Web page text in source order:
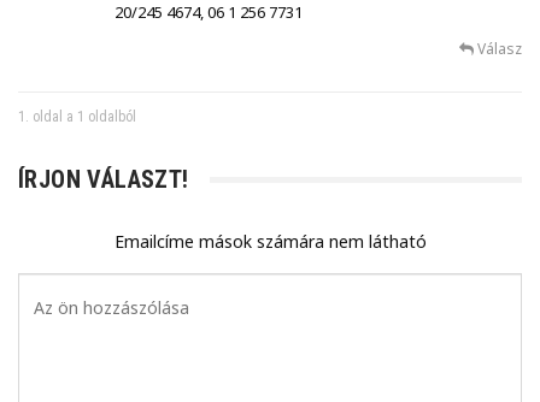
20/245 4674, 06 1 256 7731
Válasz
1. oldal a 1 oldalból
ÍRJON VÁLASZT!
Emailcíme mások számára nem látható